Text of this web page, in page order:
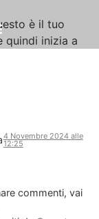
è il tuo
quindi inizia a
4 Novembre 2024 alle
12:25
commenti, vai